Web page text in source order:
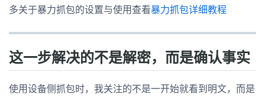
多关于暴力抓包的设置与使用查看暴力抓包详细教程
这一步解决的不是解密，而是确认事实
使用设备侧抓包时，我关注的不是一开始就看到明文，而是